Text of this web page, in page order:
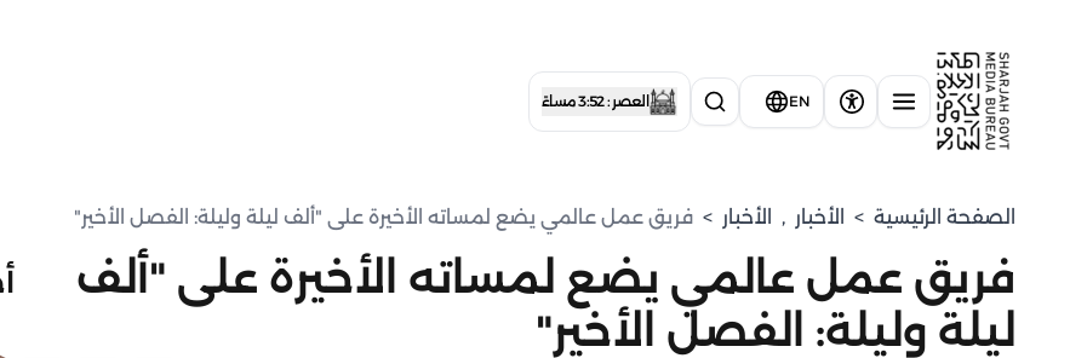
EN العصر : 3:52 مساءً
الصفحة الرئيسية > الأخبار , الأخبار > فريق عمل عالمي يضع لمساته الأخيرة على "ألف ليلة وليلة: الفصل الأخير"
فريق عمل عالمي يضع لمساته الأخيرة على "ألف
ليلة وليلة: الفصل الأخير"